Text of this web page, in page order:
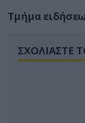
Τμήμα
ΣΧΟΛΙΑΣΤΕ